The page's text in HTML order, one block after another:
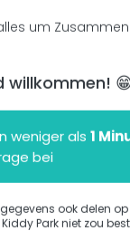
um
willkommen!
weniger als 1
bei
ook delen op
Kiddy Park niet zou